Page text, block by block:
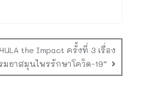
the Impact ครั้งที่ 3 เรื่อง
มยาสมุนไพรรักษาโควิด-19”